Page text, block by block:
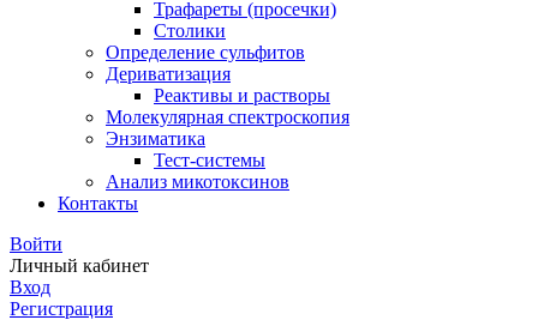
Трафареты (просечки)
Столики
Определение сульфитов
Дериватизация
Реактивы и растворы
Молекулярная спектроскопия
Энзиматика
Тест-системы
Анализ микотоксинов
Контакты
Войти
Личный кабинет
Вход
Регистрация